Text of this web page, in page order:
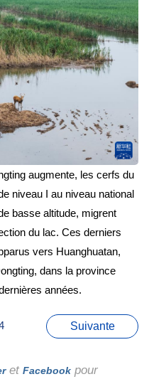
augmente, les cerfs du
niveau I au niveau national
basse altitude, migrent
du lac. Ces derniers
vers Huanghuatan,
dans la province
années.
Suivante
et Facebook pour